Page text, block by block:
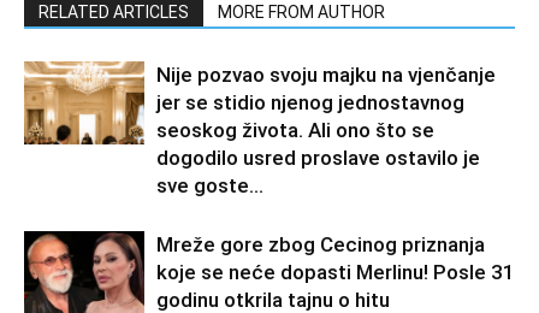
RELATED ARTICLES MORE FROM AUTHOR
Nije pozvao svoju majku na vjenčanje
jer se stidio njenog jednostavnog
seoskog života. Ali ono što se
dogodilo usred proslave ostavilo je
sve goste...
Mreže gore zbog Cecinog priznanja
koje se neće dopasti Merlinu! Posle 31
godinu otkrila tajnu o hitu